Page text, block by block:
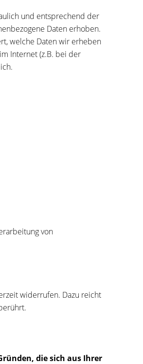
und entsprechend der
Daten erhoben.
welche Daten wir erheben
Internet (z.B. bei der
von
widerrufen. Dazu reicht
die sich aus Ihrer